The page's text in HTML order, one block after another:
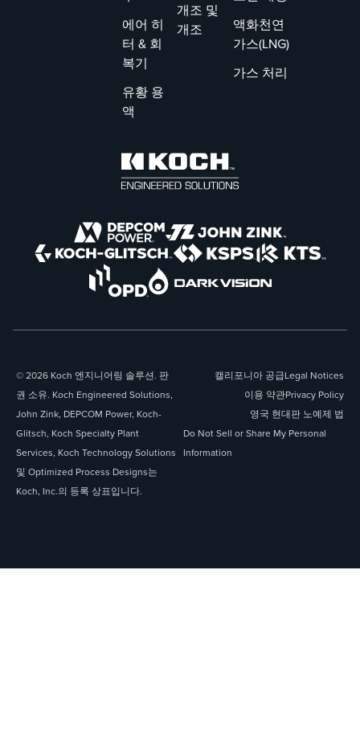
최소
화할
습니
에어 히
터 & 회
복기
유황 용
액
개조 및
개조
액화천연
가스(LNG)
가스 처리
© 2026 Koch 엔지니어링 솔루션. 판
권 소유. Koch Engineered Solutions,
John Zink, DEPCOM Power, Koch-
Glitsch, Koch Specialty Plant
Services, Koch Technology Solutions
및 Optimized Process Designs는
Koch, Inc.의 등록 상표입니다.
캘리포니아 공급Legal Notices
이용 약관Privacy Policy
영국 현대판 노예제 법
Do Not Sell or Share My Personal
Information